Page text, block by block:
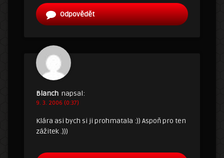
Odpovědět
Blanch napsal:
9. 3. 2006 (0:37)
Klára asi bych si ji prohmatala :)) Aspoň pro ten
zážitek .)))